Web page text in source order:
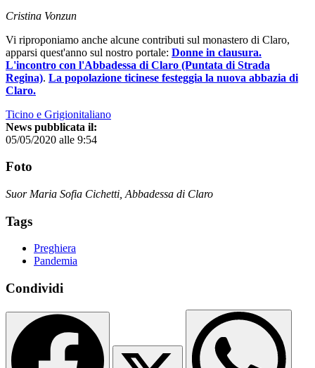
Cristina Vonzun
Vi riproponiamo anche alcune contributi sul monastero di Claro,
apparsi quest'anno sul nostro portale: Donne in clausura.
L'incontro con l'Abbadessa di Claro (Puntata di Strada
Regina). La popolazione ticinese festeggia la nuova abbazia di
Claro.
Ticino e Grigionitaliano
News pubblicata il:
05/05/2020 alle 9:54
Foto
Suor Maria Sofia Cichetti, Abbadessa di Claro
Tags
Preghiera
Pandemia
Condividi